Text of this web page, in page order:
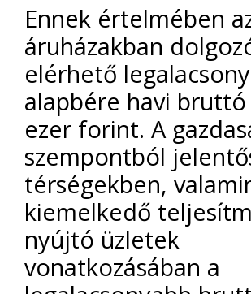
Ennek értelmében
áruházakban
elérhető
alapbére havi bruttó
ezer forint. A
szempontból
térségekben,
kiemelkedő
nyújtó üzletek
vonatkozásában a